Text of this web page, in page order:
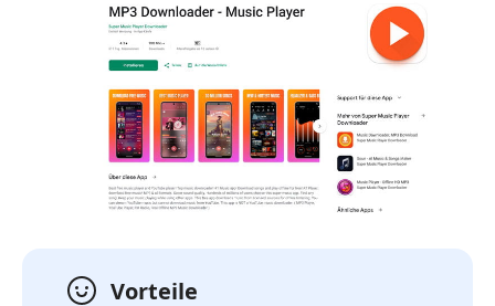
Vorteile